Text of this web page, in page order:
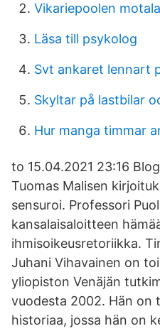
Vikariepoolen motala
Läsa till psykolog
Svt ankaret lennart
Skyltar på lastbilar
Hur manga timmar
to 15.04.2021 23:16
Tuomas Malisen
sensuroi. Professori
kansalaisaloitteen
ihmisoikeusretoriikka.
Juhani Vihavainen on
yliopiston Venäjän
vuodesta 2002. Hän on
historiaa, jossa hän on